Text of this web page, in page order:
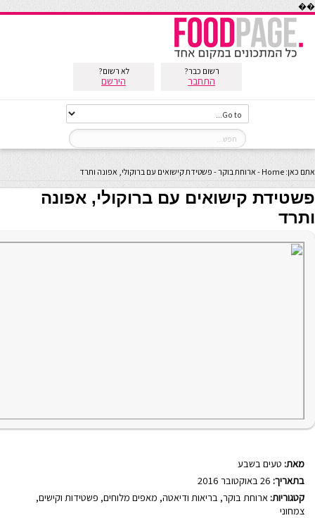
��
רשום כבר?
התחבר
לא רשום?
הירשם
אתם כאן: Home
- ארוחת בוקר- פשטידת קישואים עם ברוקולי, אפונה ותרד
פשטידת קישואים עם ברוקולי, אפונה
ותרד
מאת: טעים בשבע
בתאריך:
קטגוריות: ארוחת בוקר, בריאות ודיאטה, מאפים מלוחים, פשטידות וקישים,
צמחוני